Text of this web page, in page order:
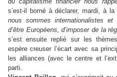
s’est-il borné à déclarer, mardi, à la
nous sommes internationalistes
d’être Européens, d’imposer de la
s’est ensuite replié sur les
espère creuser l’écart avec sa
les alliances (avec le centre et
parti.